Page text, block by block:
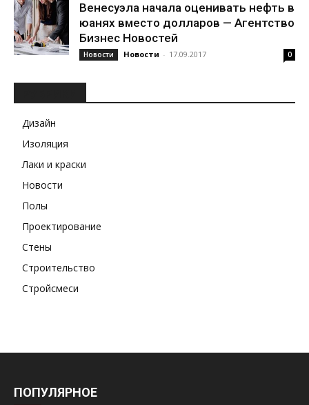
Венесуэла начала оценивать нефть в
юанях вместо долларов — Агентство
Бизнес Новостей
Новости Новости - 17.09.2017 0
Дизайн
Изоляция
Лаки и краски
Новости
Полы
Проектирование
Стены
Строительство
Стройсмеси
ПОПУЛЯРНОЕ